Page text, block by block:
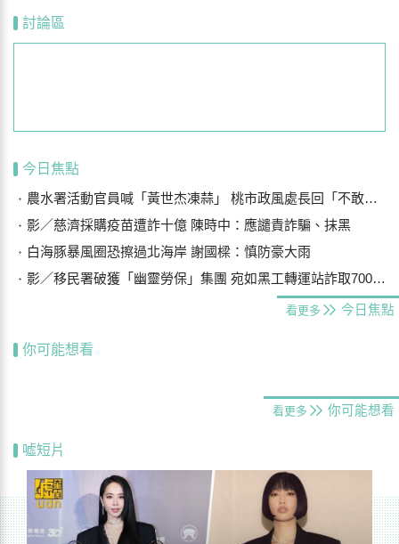
討論區
今日焦點
農水署活動官員喊「黃世杰凍蒜」 桃市政風處長回「不敢說有違法」
影／慈濟採購疫苗遭詐十億 陳時中：應譴責詐騙、抹黑
白海豚暴風圈恐擦過北海岸 謝國樑：慎防豪大雨
影／移民署破獲「幽靈勞保」集團 宛如黑工轉運站詐取700萬元
看更多 今日焦點
你可能想看
看更多 你可能想看
噓短片